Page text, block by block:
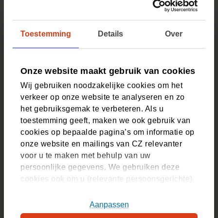
Toestemming Details Over
Onze website maakt gebruik van cookies
Wij gebruiken noodzakelijke cookies om het
verkeer op onze website te analyseren en zo
het gebruiksgemak te verbeteren. Als u
toestemming geeft, maken we ook gebruik van
cookies op bepaalde pagina’s om informatie op
onze website en mailings van CZ relevanter
voor u te maken met behulp van uw
persoonlijke gegevens. We gebruiken deze
cookies ook om u (relevante persoonsgerichte)
U kunt akkoord gaan met het plaatsen van alle
cookies, alleen noodzakelijke cookies, of uw
Aanpassen
Ontdek de zorgcoaches
Gezondheidsthema’s: webinars en
tips
(Opent in nieuw tabblad)
Uw medewerkers ondersteunen bij thema’s als
mentale gezondheid of mantelzorg? Ontdek onze
webinars, en ga aan de slag met praktische tips.
Ontdek de gezondheidsthema’s
Wachtlijstbemiddeling: sneller de